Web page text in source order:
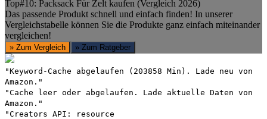
Top#10: Packsack Für Zelt kaufen (Vergleich 2026)
Das passende Produkt schnell und einfach finden! In unserer
Vergleichstabelle können Sie die Produkte ganz einfach miteinander
vergleichen!
» Zum Vergleich » Zum Ratgeber
"Keyword-Cache abgelaufen (203858 Min). Lade neu von
Amazon."
"Cache leer oder abgelaufen. Lade aktuelle Daten von
Amazon."
"Creators API: resource